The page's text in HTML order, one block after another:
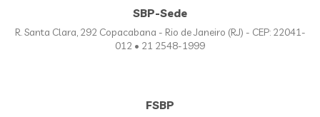
SBP-Sede
R. Santa Clara, 292 Copacabana - Rio de Janeiro (RJ) - CEP: 22041-
012 • 21 2548-1999
FSBP